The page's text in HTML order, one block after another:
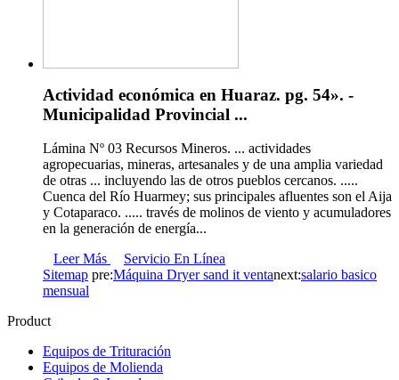
Actividad económica en Huaraz. pg. 54». -
Municipalidad Provincial ...
Lámina Nº 03 Recursos Mineros. ... actividades
agropecuarias, mineras, artesanales y de una amplia variedad
de otras ... incluyendo las de otros pueblos cercanos. .....
Cuenca del Río Huarmey; sus principales afluentes son el Aija
y Cotaparaco. ..... través de molinos de viento y acumuladores
en la generación de energía...
Leer Más
Servicio En Línea
Sitemap pre:Máquina Dryer sand it ventanext:salario basico
mensual
Product
Equipos de Trituración
Equipos de Molienda